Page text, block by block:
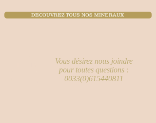
Vous désirez nous joindre
pour toutes questions :
0033(0)615440811
DECOUVREZ TOUS NOS MINERAUX ​